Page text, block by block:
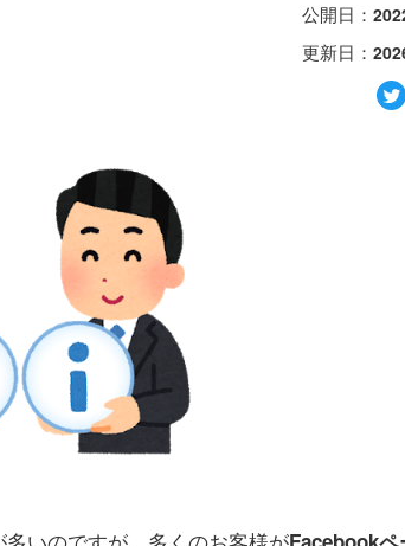
公開日：
更新日：